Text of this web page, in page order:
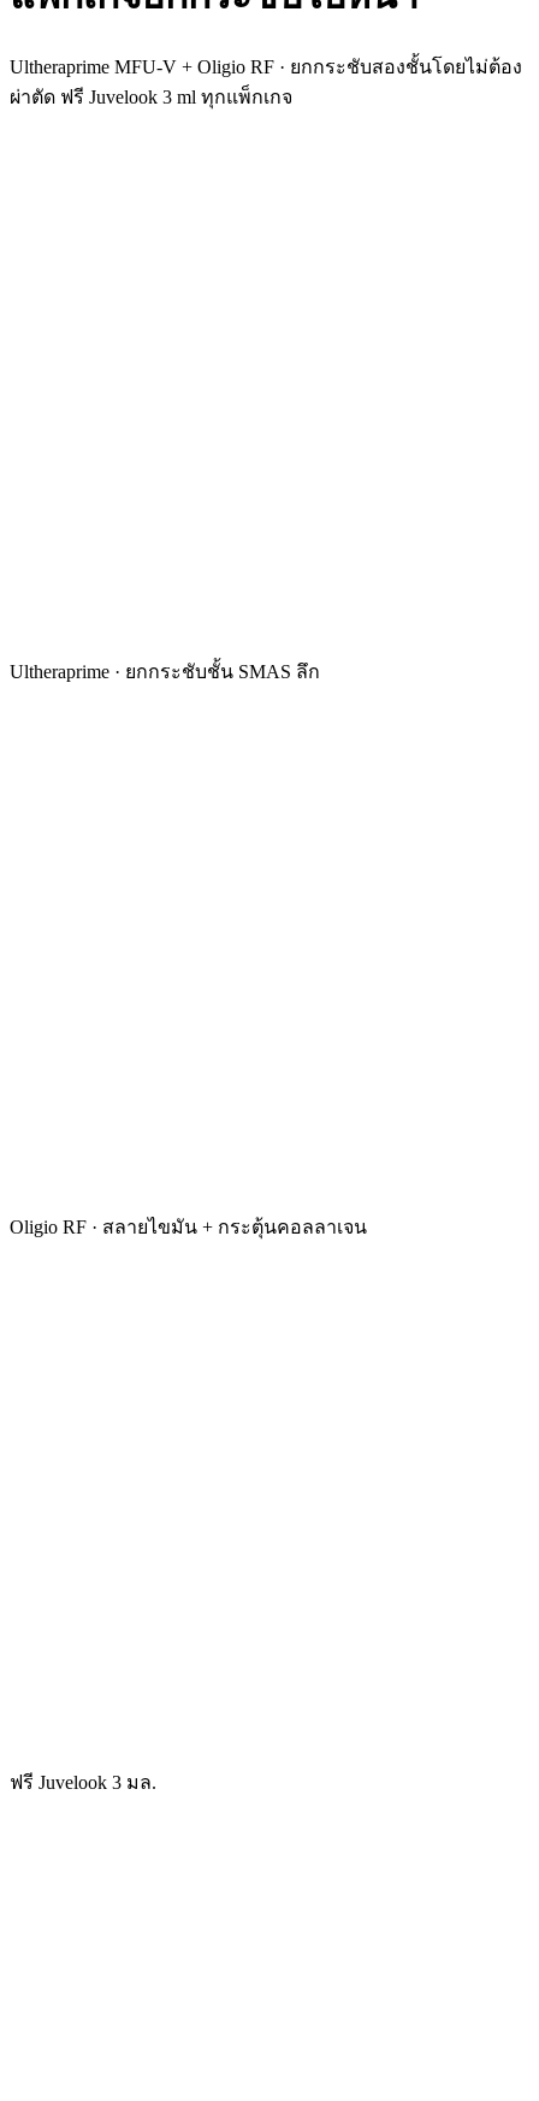
Ultheraprime MFU-V + Oligio RF · ยกกระชับสองชั้นโดยไม่ต้อง
ผ่าตัด ฟรี Juvelook 3 ml ทุกแพ็กเกจ
Ultheraprime · ยกกระชับชั้น SMAS ลึก
Oligio RF · สลายไขมัน + กระตุ้นคอลลาเจน
ฟรี Juvelook 3 มล.